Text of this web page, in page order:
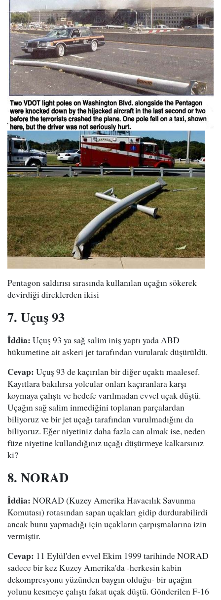
Pentagon saldırısı sırasında kullanılan uçağın sökerek
devirdiği direklerden ikisi
7. Uçuş 93
İddia: Uçuş 93 ya sağ salim iniş yaptı yada ABD
hükumetine ait askeri jet tarafından vurularak düşürüldü.
Cevap: Uçuş 93 de kaçırılan bir diğer uçaktı maalesef.
Kayıtlara bakılırsa yolcular onları kaçıranlara karşı
koymaya çalıştı ve hedefe varılmadan evvel uçak düştü.
Uçağın sağ salim inmediğini toplanan parçalardan
biliyoruz ve bir jet uçağı tarafından vurulmadığını da
biliyoruz. Eğer niyetiniz daha fazla can almak ise, neden
füze niyetine kullandığınız uçağı düşürmeye kalkarsınız
ki?
8. NORAD
İddia: NORAD (Kuzey Amerika Havacılık Savunma
Komutası) rotasından sapan uçakları gidip durdurabilirdi
ancak bunu yapmadığı için uçakların çarpışmalarına izin
vermiştir.
Cevap: 11 Eylül'den evvel Ekim 1999 tarihinde NORAD
sadece bir kez Kuzey Amerika'da -herkesin kabin
dekompresyonu yüzünden baygın olduğu- bir uçağın
yolunu kesmeye çalıştı fakat uçak düştü. Gönderilen F-16